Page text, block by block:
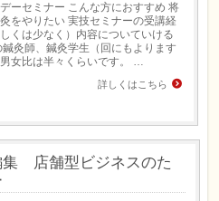
ーセミナー こんな方におすすめ 将
をやりたい 実技セミナーの受講経
くは少なく）内容についていける
灸師、鍼灸学生（回にもよります
女比は半々くらいです。 …
詳しくはこちら
集 店舗型ビジネスのた